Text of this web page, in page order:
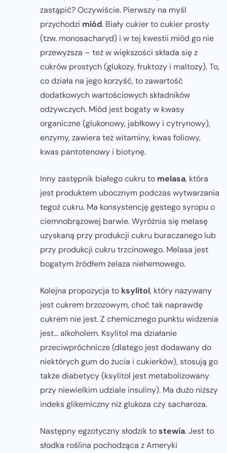
zastąpić? Oczywiście. Pierwszy na myśl
przychodzi miód. Biały cukier to cukier prosty
(tzw. monosacharyd) i w tej kwestii miód go nie
przewyższa – też w większości składa się z
cukrów prostych (glukozy, fruktozy i maltozy). To,
co działa na jego korzyść, to zawartość
dodatkowych wartościowych składników
odżywczych. Miód jest bogaty w kwasy
organiczne (glukonowy, jabłkowy i cytrynowy),
enzymy, zawiera też witaminy, kwas foliowy,
kwas pantotenowy i biotynę.
Inny zastępnik białego cukru to melasa, która
jest produktem ubocznym podczas wytwarzania
tegoż cukru. Ma konsystencję gęstego syropu o
ciemnobrązowej barwie. Wyróżnia się melasę
uzyskaną przy produkcji cukru buraczanego lub
przy produkcji cukru trzcinowego. Melasa jest
bogatym źródłem żelaza niehemowego.
Kolejna propozycja to ksylitol, który nazywany
jest cukrem brzozowym, choć tak naprawdę
cukrem nie jest. Z chemicznego punktu widzenia
jest… alkoholem. Ksylitol ma działanie
przeciwpróchnicze (dlatego jest dodawany do
niektórych gum do żucia i cukierków), stosują go
także diabetycy (ksylitol jest metabolizowany
przy niewielkim udziale insuliny). Ma dużo niższy
indeks glikemiczny niż glukoza czy sacharoza.
Następny egzotyczny słodzik tostewia. Jest to
słodka roślina pochodząca z Ameryki